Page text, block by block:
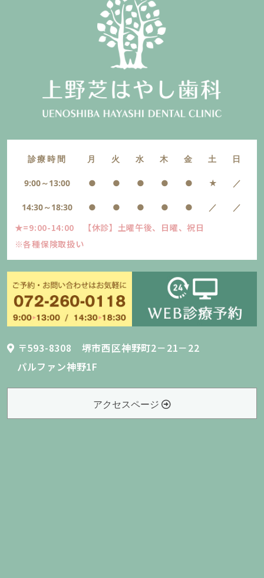
診療時間 月 火 水 木 金 土 日
9:00～13:00 ● ● ● ● ● ★ ／
14:30～18:30 ● ● ● ● ● ／ ／
★=9:00-14:00 【休診】土曜午後、日曜、祝日
※各種保険取扱い
〒593-8308 堺市西区神野町2－21－22
パルファン神野1F
アクセスページ